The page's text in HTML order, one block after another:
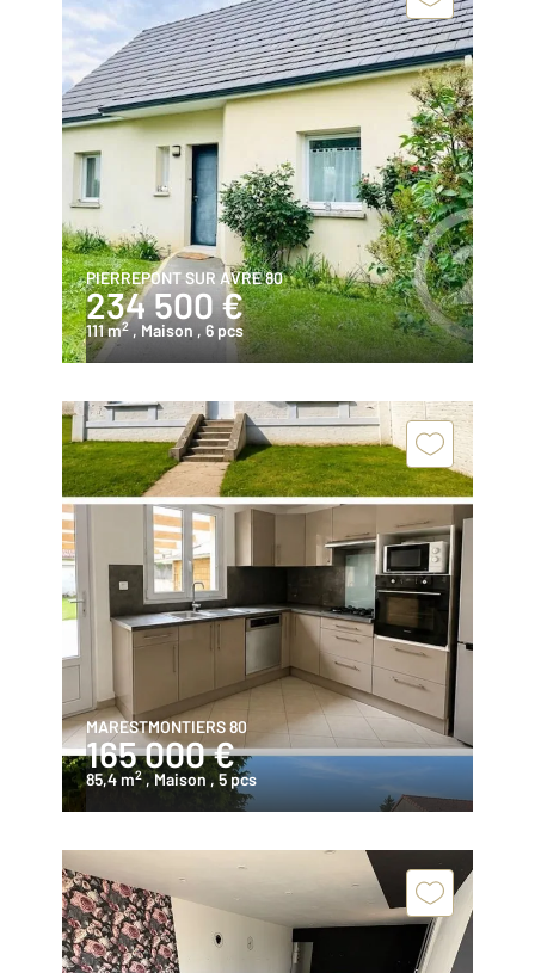
PIERREPONT SUR AVRE 80
234 500 €
111 m2 , Maison , 6 pcs
MARESTMONTIERS 80
165 000 €
85,4 m2 , Maison , 5 pcs